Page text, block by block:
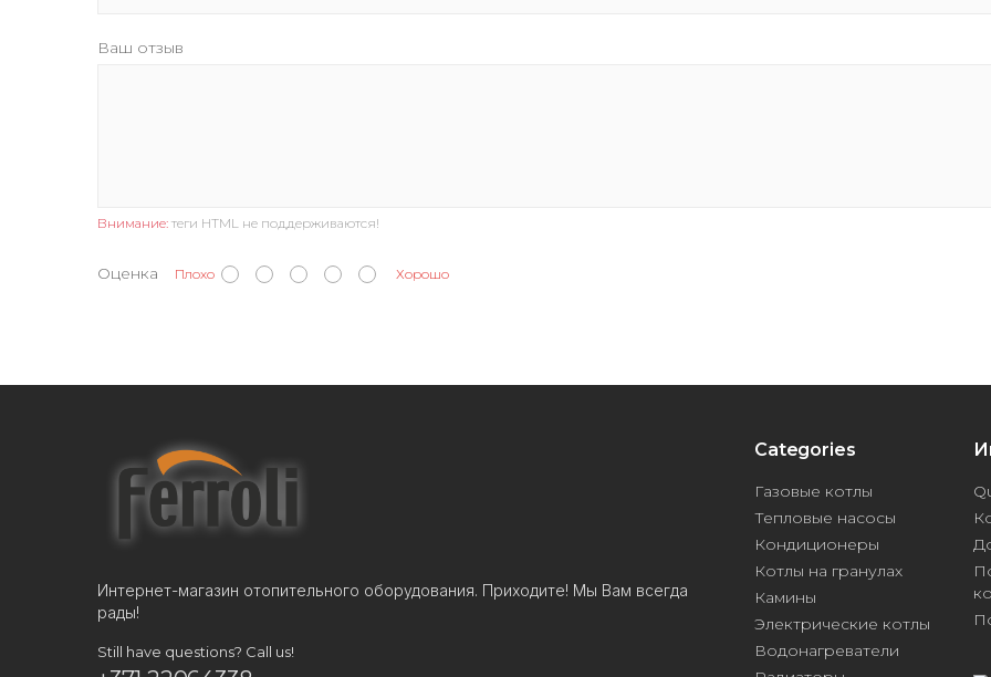
Ваш отзыв
Внимание: теги HTML не поддерживаются!
Оценка Плохо Хорошо
Интернет-магазин отопительного оборудования. Приходите! Мы Вам всегда
рады!
Still have questions? Call us!
Categories
Газовые котлы
Тепловые насосы
Кондиционеры
Котлы на гранулах
Камины
Электрические котлы
Водонагреватели